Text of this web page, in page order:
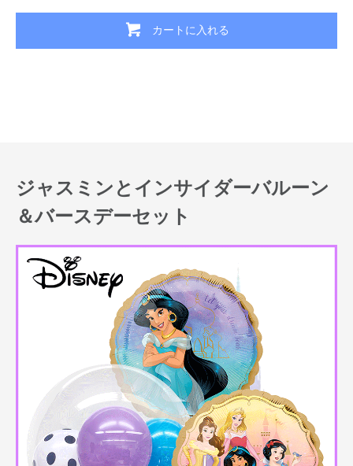
カートに入れる
ジャスミンとインサイダーバルーン
＆バースデーセット